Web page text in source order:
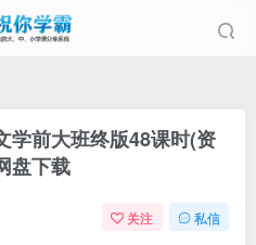
学前大班终版48课时(资
盘下载
关注 私信